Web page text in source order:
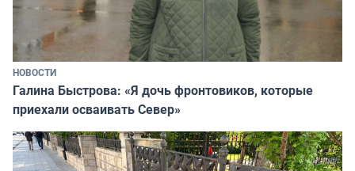
НОВОСТИ
Галина Быстрова: «Я дочь фронтовиков, которые
приехали осваивать Север»